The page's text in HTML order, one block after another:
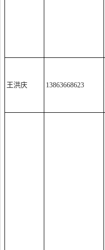
王洪庆 13863668623